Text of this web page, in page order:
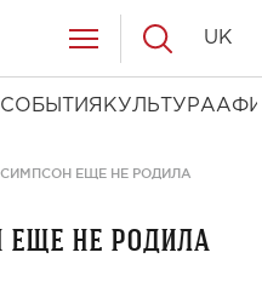
СОБЫТИЯ КУЛЬТУРА
UK
ЕЩЕ НЕ РОДИЛА
не родила